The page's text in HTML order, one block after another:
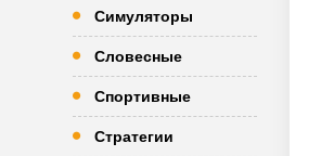
Симуляторы
Словесные
Спортивные
Стратегии